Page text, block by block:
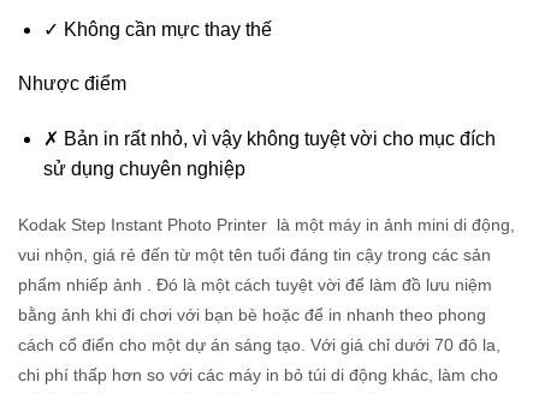
✓ Không cần mực thay thế
Nhược điểm
✗ Bản in rất nhỏ, vì vậy không tuyệt vời cho mục đích
sử dụng chuyên nghiệp
Kodak Step Instant Photo Printer là một máy in ảnh mini di động,
vui nhộn, giá rẻ đến từ một tên tuổi đáng tin cậy trong các sản
phẩm nhiếp ảnh . Đó là một cách tuyệt vời để làm đồ lưu niệm
bằng ảnh khi đi chơi với bạn bè hoặc để in nhanh theo phong
cách cổ điển cho một dự án sáng tạo. Với giá chỉ dưới 70 đô la,
chi phí thấp hơn so với các máy in bỏ túi di động khác, làm cho